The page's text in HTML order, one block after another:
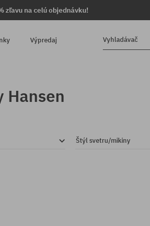
zľavu na celú objednávku!
Výpredaj Vyhladávač
Hansen
Štýl svetru/mikiny